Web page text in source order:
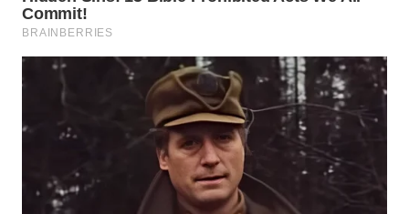
WN
BINTAN